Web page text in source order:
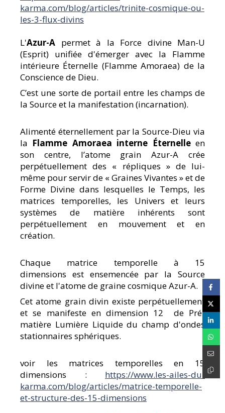
karma.com/blog/articles/trinite-cosmique-ou-
les-3-flux-divins
L'Azur-A permet à la Force divine Man-U
(Esprit) unifiée d'émerger avec la Flamme
intérieure Éternelle (Flamme Amoraea) de la
Conscience de Dieu.
C’est une sorte de portail entre les champs de
la Source et la manifestation (incarnation).
Alimenté éternellement par la Source-Dieu via
la Flamme Amoraea interne Éternelleen
son centre, l’atome grain Azur-A crée
perpétuellement des « répliques » de lui-
même pour servir de « Graines Vivantes » et de
Forme Divine dans lesquelles le Temps, les
matrices temporelles, les Univers et leurs
systèmes de matière inhérents sont
perpétuellement en mouvement et en
création.
Chaque matrice temporelle
à 15
dimensions est ensemencée par la Source
divine et l'atome de graine cosmique Azur-A.
Cet atome grain divin existe perpétuellement
et se manifeste en dimension 12 de Pré-
matière Lumière Liquide du champ d'ondes
stationnaires sphériques.
voir les matrices temporelles en 15
dimensions : https://www.les-ailes-du-
karma.com/blog/articles/matrice-temporelle-
et-structure-des-15-dimensions